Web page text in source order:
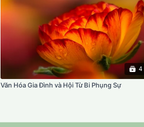
4
Văn Hóa Gia Đình và Hội Từ Bi Phụng Sự